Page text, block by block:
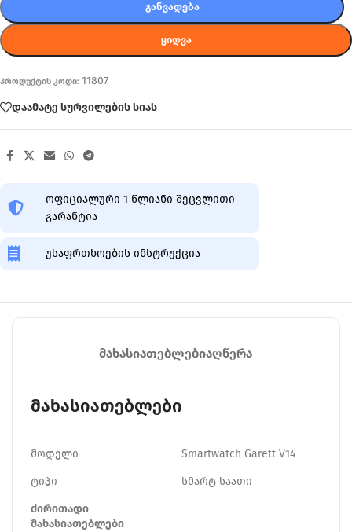
ᲒᲐᲜᲕᲐᲓᲔᲑᲐ
ᲧᲘᲓᲕᲐ
პროდუქტის კოდი: 11807
დაამატე სურვილების სიას
ოფიციალური 1 წლიანი შეცვლითი
გარანტია
უსაფრთხოების ინსტრუქცია
ᲛᲐᲮᲐᲡᲘᲐᲗᲔᲑᲚᲔᲑᲘᲐᲦᲬᲔᲠᲐ
მახასიათებლები
მოდელი Smartwatch Garett V14
ტიპი სმარტ საათი
ძირითადი
მახასიათებლები